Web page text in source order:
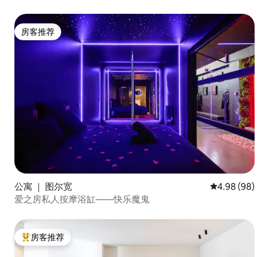
房客推荐
房客推荐
公寓 ｜ 图尔宽 平均评分 4.98
4.98 (98)
爱之房私人按摩浴缸——快乐魔鬼
热门「房客推荐」
房客推荐